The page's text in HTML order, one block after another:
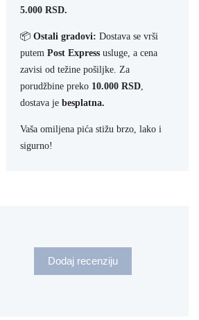
5.000 RSD.
📦Ostali gradovi: Dostava se vrši
putemPost Express usluge, a cena
zavisi od težine pošiljke. Za
porudžbine preko 10.000 RSD,
dostava jebesplatna.
Vaša omiljena pića stižu brzo, lako i
sigurno!
Dodaj recenziju